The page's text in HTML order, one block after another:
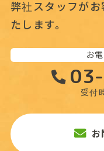
弊社スタッフが
たします。
お
受付
お